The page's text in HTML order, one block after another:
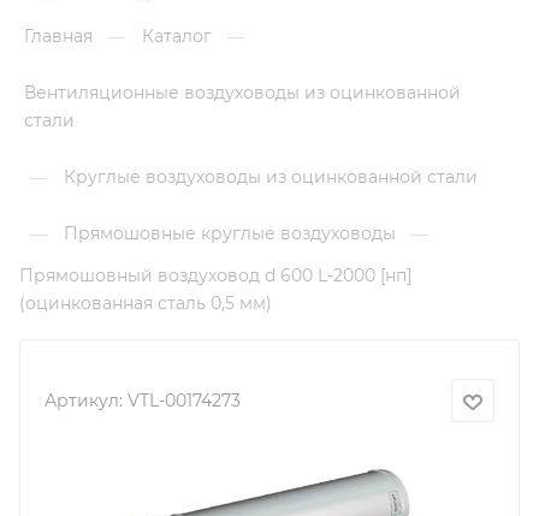
Главная — Каталог —
Вентиляционные воздуховоды из оцинкованной
стали
— Круглые воздуховоды из оцинкованной стали
— Прямошовные круглые воздуховоды
—
Прямошовный воздуховод d 600 L-2000 [нп]
(оцинкованная сталь 0,5 мм)
Артикул: VTL-00174273